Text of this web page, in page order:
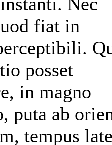
Nec
fiat in
posset
in magno
puta ab
tempus